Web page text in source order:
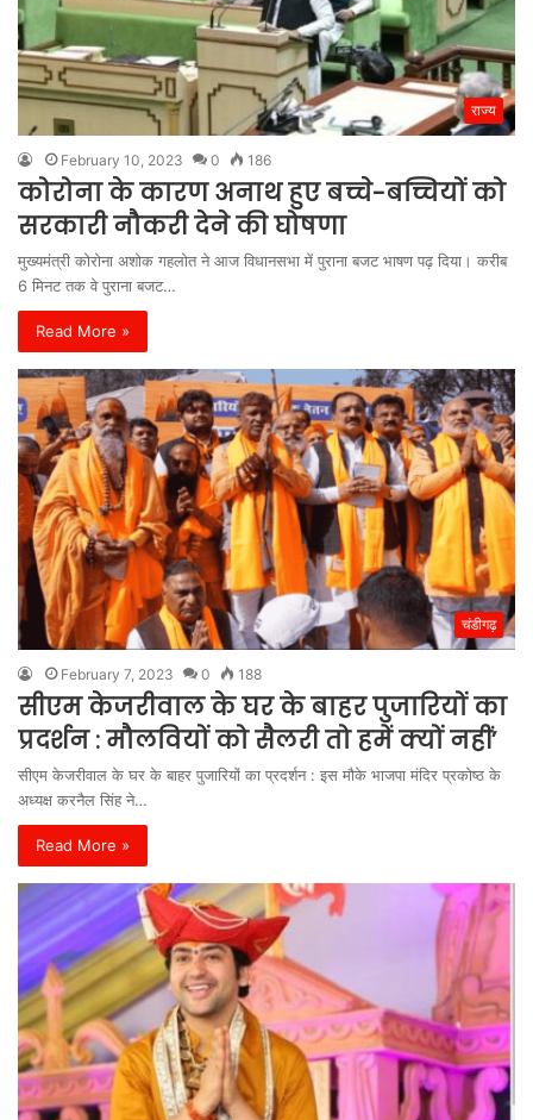
राज्य
February 10, 2023 0 186
कोरोना के कारण अनाथ हुए बच्चे-बच्चियों को
सरकारी नौकरी देने की घोषणा
मुख्यमंत्री कोरोना अशोक गहलोत ने आज विधानसभा में पुराना बजट भाषण पढ़ दिया। करीब
6 मिनट तक वे पुराना बजट…
Read More »
चंडीगढ़
February 7, 2023 0 188
सीएम केजरीवाल के घर के बाहर पुजारियों का
प्रदर्शन : मौलवियों को सैलरी तो हमें क्यों नहीं’
सीएम केजरीवाल के घर के बाहर पुजारियों का प्रदर्शन : इस मौके भाजपा मंदिर प्रकोष्ठ के
अध्यक्ष करनैल सिंह ने…
Read More »